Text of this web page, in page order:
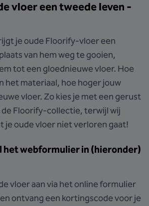
vloer een tweede leven -
je oude Floorify-vloer een
van hem weg te gooien,
tot een gloednieuwe vloer. Hoe
het materiaal, hoe hoger jouw
vloer. Zo kies je met een gerust
Floorify-collectie, terwijl wij
je oude vloer niet verloren gaat!
het webformulier in (hieronder)
vloer aan via het online formulier
ontvang een kortingscode voor je